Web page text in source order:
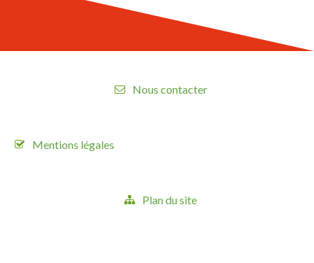
Nous contacter
Mentions légales
Plan du site